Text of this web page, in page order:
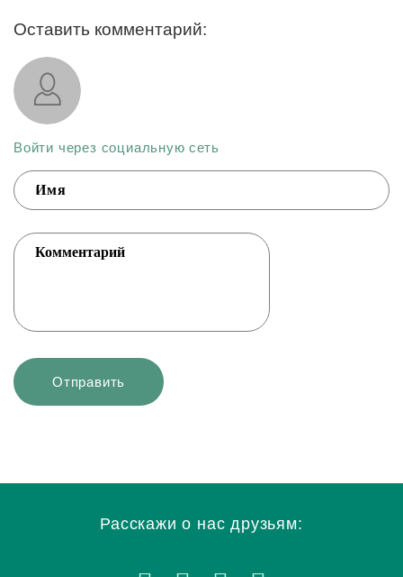
Оставить комментарий:
Войти через социальную сеть
Расскажи о нас друзьям: